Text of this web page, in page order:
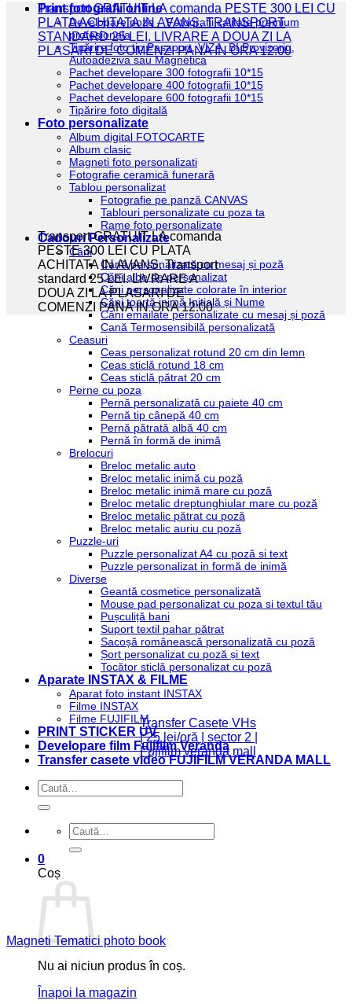
Print fotografii online
Developare poze – Fotografii calitate premium
profesionala
Tipărire foto tip Pașaport, VIZA, BI Provizoriu,
Autoadeziva sau Magnetica
Pachet developare 300 fotografii 10*15
Pachet developare 400 fotografii 10*15
Pachet developare 600 fotografii 10*15
Tipărire foto digitală
Foto personalizate
Album digital FOTOCARTE
Album clasic
Magneti foto personalizati
Fotografie ceramică funerară
Tablou personalizat
Fotografie pe panză CANVAS
Tablouri personalizate cu poza ta
Rame foto personalizate
Cadouri Personalizate
Căni
Cană personalizată cu mesaj și poză
Căni albe de personalizat
Căni personalizate colorate în interior
Căni toartă inimă Inițială și Nume
Căni emailate personalizate cu mesaj și poză
Cană Termosensibilă personalizată
Ceasuri
Ceas personalizat rotund 20 cm din lemn
Ceas sticlă rotund 18 cm
Ceas sticlă pătrat 20 cm
Perne cu poza
Pernă personalizată cu paiete 40 cm
Pernă tip cânepă 40 cm
Pernă pătrată albă 40 cm
Pernă în formă de inimă
Brelocuri
Breloc metalic auto
Breloc metalic inimă cu poză
Breloc metalic inimă mare cu poză
Breloc metalic dreptunghiular mare cu poză
Breloc metalic pătrat cu poză
Breloc metalic auriu cu poză
Puzzle-uri
Puzzle personalizat A4 cu poză si text
Puzzle personalizat in formă de inimă
Diverse
Geantă cosmetice personalizată
Mouse pad personalizat cu poza si textul tău
Pușculiță bani
Suport textil pahar pătrat
Sacoșă românească personalizată cu poză
Șort personalizat cu poză și text
Tocător sticlă personalizat cu poză
Aparate INSTAX & FILME
Aparat foto instant INSTAX
Filme INSTAX
Filme FUJIFILM
PRINT STICKER UV
Developare film Fujifilm Veranda
Transfer casete video FUJIFILM VERANDA MALL
Caută
după:
Caută
după:
0
Coș
Nu ai niciun produs în coș.
Înapoi la magazin
Transport GRATUIT LA comanda PESTE 300 LEI CU
PLATA ACHITATA IN AVANS. TRANSPORT
STANDARD 25 LEI. LIVRARE A DOUA ZI LA
PLASARI DE COMENZI PANA IN ORA 12:00
Transport GRATUIT LA comanda
PESTE 300 LEI CU PLATA
ACHITATA IN AVANS. Transport
standard 25 LEI. LIVRARE A
DOUA ZI LA PLASARI DE
COMENZI PANA IN ORA 12:00
Transfer Casete VHs
| 25 lei/oră | sector 2 |
Fujifilm veranda mall
Magneti Tematici photo book